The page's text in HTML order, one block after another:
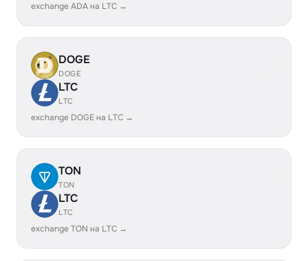
exchange ADA на LTC →
DOGE
DOGE
LTC
LTC
exchange DOGE на LTC →
TON
TON
LTC
LTC
exchange TON на LTC →